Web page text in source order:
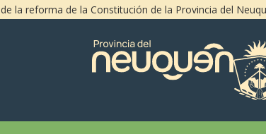
de la reforma de la Constitución de la Provincia del